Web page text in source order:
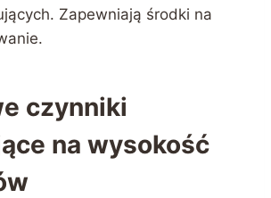
Zapewniają środki na
czynniki
na wysokość